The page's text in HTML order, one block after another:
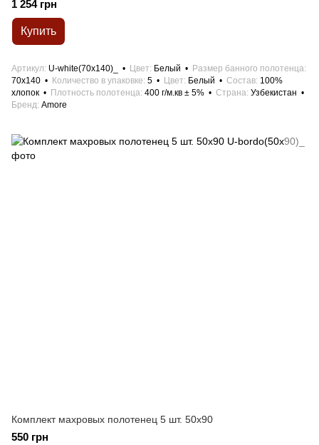
1 254 грн
Купить
Артикул U-white(70x140)_ Цвет Белый
Размер банного полотенца
70x140
Количество в упаковке 5 Цвет Белый Состав 100%
хлопок
Плотность полотенца 400 г/м.кв ± 5% Страна Узбекистан
Бренд Amore
Комплект махровых полотенец 5 шт. 50x90
550 грн